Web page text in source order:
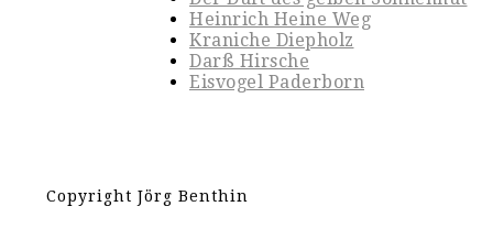
Heinrich Heine Weg
Kraniche Diepholz
Darß Hirsche
Eisvogel Paderborn
Copyright Jörg Benthin